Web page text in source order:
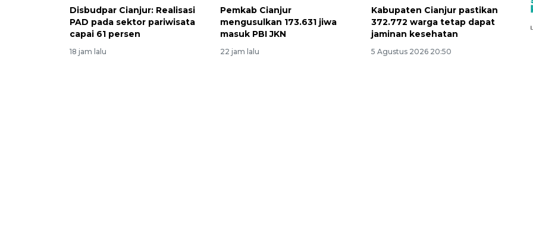
Disbudpar Cianjur: Realisasi
PAD pada sektor pariwisata
capai 61 persen
18 jam lalu
Pemkab Cianjur
mengusulkan 173.631 jiwa
masuk PBI JKN
22 jam lalu
Kabupaten Cianjur pastikan
372.772 warga tetap dapat
jaminan kesehatan
5 Agustus 2026 20:50